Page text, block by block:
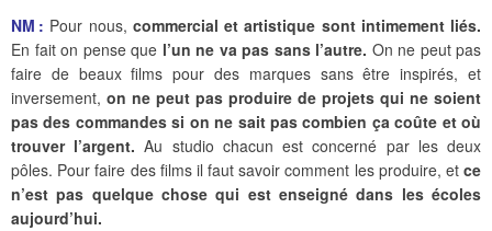
NM : Pour nous, commercial et artistique sont intimement liés.
En fait on pense que l’un ne va pas sans l’autre. On ne peut pas
faire de beaux films pour des marques sans être inspirés, et
inversement, on ne peut pas produire de projets qui ne soient
pas des commandes si on ne sait pas combien ça coûte et où
trouver l’argent.Au studio chacun est concerné par les deux
pôles. Pour faire des films il faut savoir comment les produire, et ce
n’est pas quelque chose qui est enseigné dans les écoles
aujourd’hui.